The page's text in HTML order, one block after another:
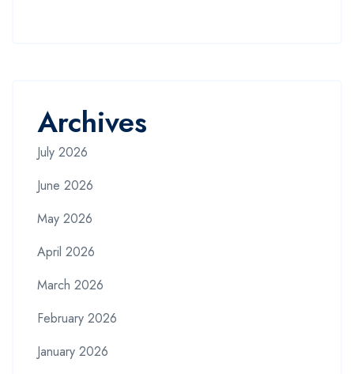
Archives
July 2026
June 2026
May 2026
April 2026
March 2026
February 2026
January 2026